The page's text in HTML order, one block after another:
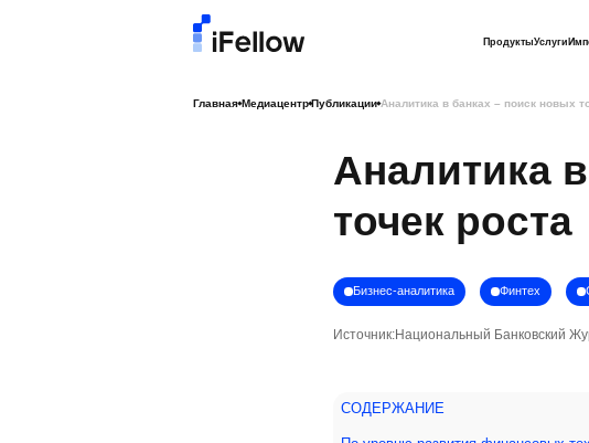
ПродуктыУслуги
Главная Медиацентр Публикации Аналитика в банках – поиск новых
Аналитика
точек роста
Бизнес-аналитика Финтех
Источник:Национальный Банковский
СОДЕРЖАНИЕ